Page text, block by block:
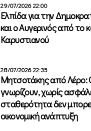
29/07/2026 22:00
Ελπίδα για την
και ο Αυγερινός από το
Καρυστιανού
28/07/2026 22:35
Μητσοτάκης από Λέρο:
γνωρίζουν, χωρίς
σταθερότητα δεν
οικονομική ανάπτυξη